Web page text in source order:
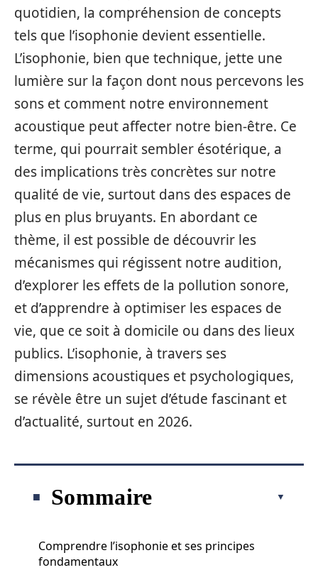
quotidien, la compréhension de concepts
tels que l’isophonie devient essentielle.
L’isophonie, bien que technique, jette une
lumière sur la façon dont nous percevons les
sons et comment notre environnement
acoustique peut affecter notre bien-être. Ce
terme, qui pourrait sembler ésotérique, a
des implications très concrètes sur notre
qualité de vie, surtout dans des espaces de
plus en plus bruyants. En abordant ce
thème, il est possible de découvrir les
mécanismes qui régissent notre audition,
d’explorer les effets de la pollution sonore,
et d’apprendre à optimiser les espaces de
vie, que ce soit à domicile ou dans des lieux
publics. L’isophonie, à travers ses
dimensions acoustiques et psychologiques,
se révèle être un sujet d’étude fascinant et
d’actualité, surtout en 2026.
Sommaire
Comprendre l’isophonie et ses principes
fondamentaux